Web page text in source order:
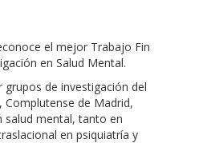
el mejor Trabajo Fin
en Salud Mental.
de investigación del
Complutense de Madrid,
salud mental, tanto en
en psiquiatría y